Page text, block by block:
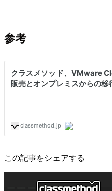
参考
この記事をシェアする